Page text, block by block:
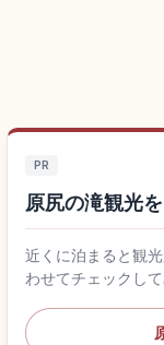
PR
原尻の滝観光
近くに泊まると観
わせてチェックして